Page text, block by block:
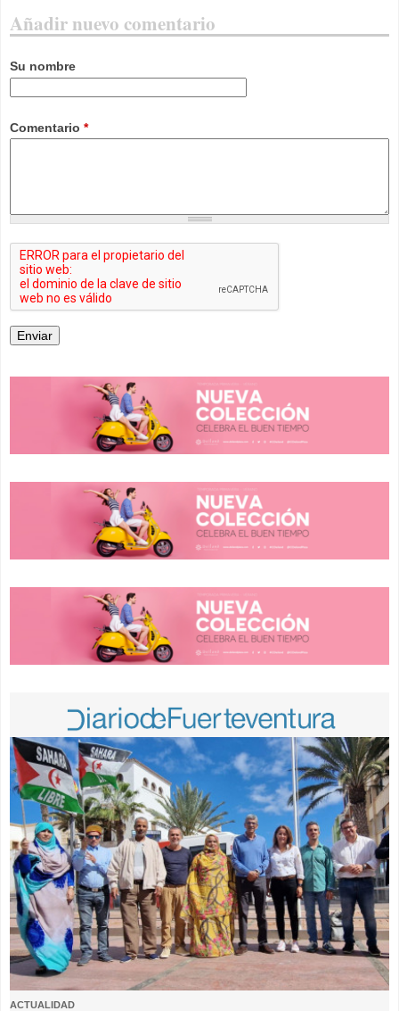
Añadir nuevo comentario
Su nombre
Comentario *
ACTUALIDAD